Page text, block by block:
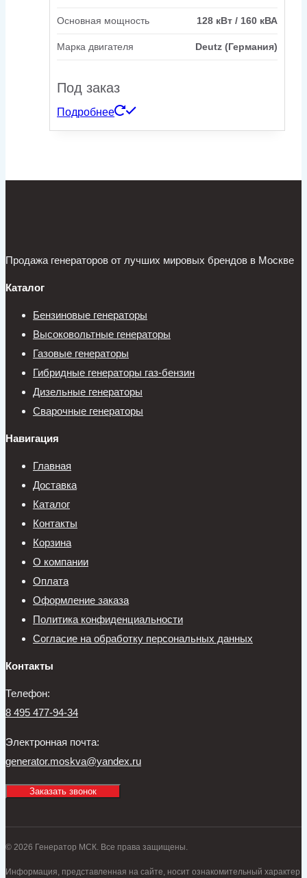
Основная мощность 128 кВт / 160 кВА
Марка двигателя Deutz (Германия)
Под заказ
Подробнее
Продажа генераторов от лучших мировых брендов в Москве
Каталог
Бензиновые генераторы
Высоковольтные генераторы
Газовые генераторы
Гибридные генераторы газ-бензин
Дизельные генераторы
Сварочные генераторы
Навигация
Главная
Доставка
Каталог
Контакты
Корзина
О компании
Оплата
Оформление заказа
Политика конфиденциальности
Согласие на обработку персональных данных
Контакты
Телефон:
8 495 477-94-34
Электронная почта:
generator.moskva@yandex.ru
Заказать звонок
© 2026 Генератор МСК. Все права защищены.
Информация, представленная на сайте, носит ознакомительный характер